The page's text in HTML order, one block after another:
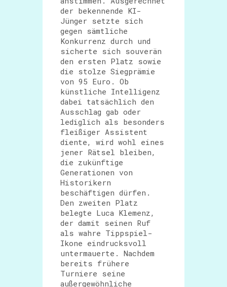
der bekennende KI-
Jünger setzte sich
gegen sämtliche
Konkurrenz durch und
sicherte sich souverän
den ersten Platz sowie
die stolze Siegprämie
von 95 Euro. Ob
künstliche Intelligenz
dabei tatsächlich den
Ausschlag gab oder
lediglich als besonders
fleißiger Assistent
diente, wird wohl eines
jener Rätsel bleiben,
die zukünftige
Generationen von
Historikern
beschäftigen dürfen.
Den zweiten Platz
belegte Luca Klemenz,
der damit seinen Ruf
als wahre Tippspiel-
Ikone eindrucksvoll
untermauerte. Nachdem
bereits frühere
Turniere seine
außergewöhnliche